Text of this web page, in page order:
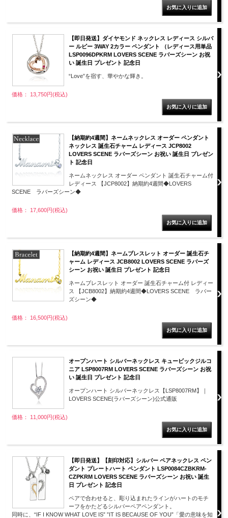
【即日発送】ダイヤモンド ネックレス レディース シルバ
ー ルビー 3WAY 2カラー ペンダント （レディース用単品
LSP0096DPKRM LOVERS SCENE ラバーズシーン お祝
い 誕生日 プレゼント 記念日
“Love”を宿す、華やかな輝き。
価格： 13,750円(税込)
【納期約4週間】ネームネックレス オーダー ペンダント
ネックレス 誕生石チャーム レディース JCP8002
LOVERS SCENE ラバーズシーン お祝い 誕生日 プレゼン
ト 記念日
ネームネックレス オーダー ペンダント 誕生石チャーム付
レディース 【JCP8002】納期約4週間◆LOVERS
SCENE ラバーズシーン◆
価格： 17,600円(税込)
【納期約4週間】ネームブレスレット オーダー 誕生石チ
ャーム レディース JCB8002 LOVERS SCENE ラバーズ
シーン お祝い 誕生日 プレゼント 記念日
ネームブレスレット オーダー 誕生石チャーム付 レディー
ス 【JCB8002】納期約4週間◆LOVERS SCENE ラバー
ズシーン◆
価格： 16,500円(税込)
オープンハート シルバーネックレス キュービックジルコ
ニア LSP8007RM LOVERS SCENE ラバーズシーン お祝
い 誕生日 プレゼント 記念日
オープンハート シルバーネックレス【LSP8007RM】｜
LOVERS SCENE(ラバーズシーン)公式通販
価格： 11,000円(税込)
【即日発送】【刻印対応】シルバー ペアネックレス ペン
ダント プレートハート ペンダント LSP0084CZBKRM-
CZPKRM LOVERS SCENE ラバーズシーン お祝い 誕生
日 プレゼント 記念日
ペアで合わせると、彫り込まれたラインがハートのモチ
ーフをかたどるシルバーペアペンダント。
同時に、“IF I KNOW WHAT LOVE IS” ”IT IS BECAUSE OF YOU”「愛の意味を知